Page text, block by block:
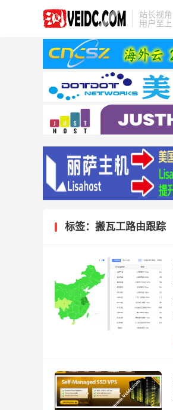
站长视角
用户至上
标签：搬瓦工路由跟踪